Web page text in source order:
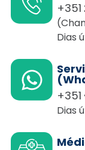
+351
Dias
+351
Dias